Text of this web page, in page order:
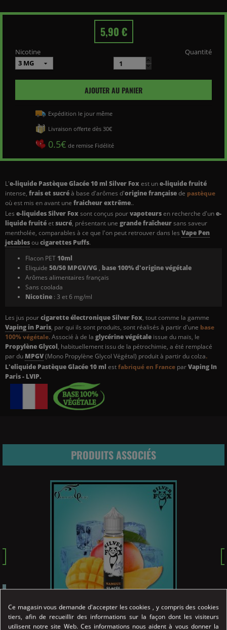
L'e-liquide Pastèque Glacée10 ml Silver Foxest une-liquide fruité
intense, frais et sucréà base d'arômes d'origine françaisede pastèque
où est mis en avant une fraicheur extrême..
Les e-liquides Silver Foxsont conçus pourvapoteursen recherche d'une-
liquide fruitéetsucré, présentant une grande fraîcheursans saveur
mentholée, comparables à ce que l'on peut retrouver dans les Vape Pen
jetablesoucigarettes Puffs.
Flacon PET10ml
Eliquide 50/50 MPGV/VG , base 100% d'origine végétale
Arômes alimentaires français
Sans coolada
Nicotine : 3 et 6 mg/ml
Les jus pourcigarette électronique Silver Fox, tout comme la gamme
Vaping in Paris, par qui ils sont produits, sont réalisés à partir d'une base
100% végétale. Associé à de la glycérine végétale issue du maïs, le
Propylène Glycol, habituellement issu de la pétrochimie, a été remplacé
par du MPGV(Mono Propylène Glycol Végétal) produit à partir du colza.
L'eliquide Pastèque Glacée 10 ml estfabriqué en France parVaping In
Paris - LVIP.
5,90 €
Nicotine Quantité
AJOUTER AU PANIER
Expédition le jour même
Livraison offerte dès 30€
0.5€ de remise Fidélité
PRODUITS ASSOCIÉS
 Prix 18,90 € 
Ce magasin vous demande d'accepter les cookies , y compris des cookies
tiers, afin de recueillir des informations sur la façon dont les visiteurs
utilisent notre site Web. Ces informations nous aident à vous donner la